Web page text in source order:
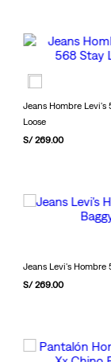
Jeans Hombre Levi's
Loose
S/ 269.00
Jeans Levi's Hombre
S/ 269.00